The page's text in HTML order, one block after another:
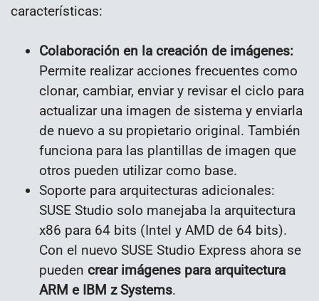
características:
Colaboración en la creación de imágenes:
Permite realizar acciones frecuentes como
clonar, cambiar, enviar y revisar el ciclo para
actualizar una imagen de sistema y enviarla
de nuevo a su propietario original. También
funciona para las plantillas de imagen que
otros pueden utilizar como base.
Soporte para arquitecturas adicionales:
SUSE Studio solo manejaba la arquitectura
x86 para 64 bits (Intel y AMD de 64 bits).
Con el nuevo SUSE Studio Express ahora se
pueden crear imágenes para arquitectura
ARM e IBM z Systems.